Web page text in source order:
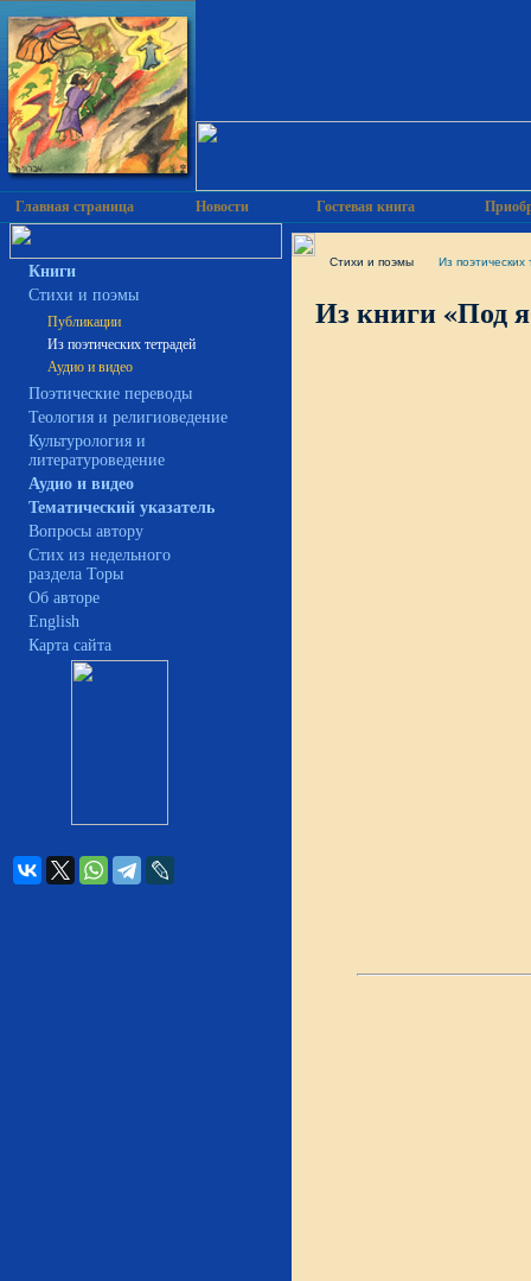
Главная страница Новости Гостевая книга
Книги
Cтихи и поэмы
Публикации
Из поэтических тетрадей
Аудио и видео
Поэтические переводы
Теология и религиоведение
Культурология и
литературоведение
Аудио и видео
Тематический указатель
Вопросы автору
Стих из недельного
раздела Торы
Об авторе
English
Карта сайта
Cтихи и поэмы Из поэтических
Из книги «Под